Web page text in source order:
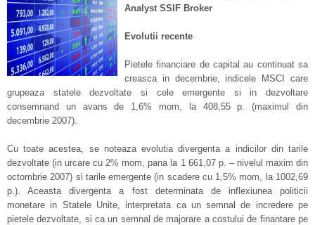
Analyst SSIF Broker
Evolutii recente
Pietele financiare de capital au continuat sa
creasca in decembrie, indicele MSCI care
grupeaza statele dezvoltate si cele emergente si in dezvoltare
consemnand un avans de 1,6% mom, la 408,55 p. (maximul din
decembrie 2007).
Cu toate acestea, se noteaza evolutia divergenta a indicilor din tarile
dezvoltate (in urcare cu 2% mom, pana la 1 661,07 p. – nivelul maxim din
octombrie 2007) si tarile emergente (in scadere cu 1,5% mom, la 1002,69
p.). Aceasta divergenta a fost determinata de inflexiunea politicii
monetare in Statele Unite, interpretata ca un semnal de incredere pe
pietele dezvoltate, si ca un semnal de majorare a costului de finantare pe